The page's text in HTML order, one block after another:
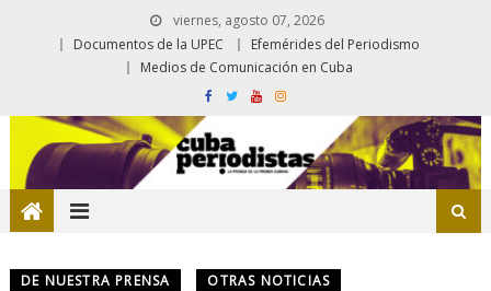
viernes, agosto 07, 2026
Documentos de la UPEC
Efemérides del Periodismo
Medios de Comunicación en Cuba
DE NUESTRA PRENSA OTRAS NOTICIAS